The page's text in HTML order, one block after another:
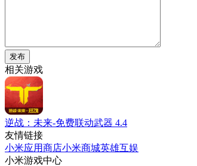
发布
相关游戏
逆战：未来-免费联动武器 4.4
友情链接
小米应用商店小米商城英雄互娱
小米游戏中心